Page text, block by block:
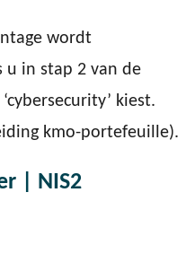
wordt
u in stap 2 van de
kiest.
kmo-portefeuille).
| NIS2